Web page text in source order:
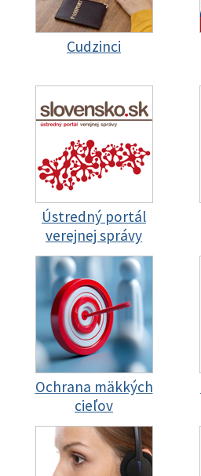
Cudzinci
Ústredný portál
verejnej správy
Ochrana mäkkých
cieľov